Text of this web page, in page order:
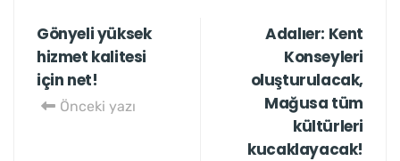
Gönyeli yüksek
hizmet kalitesi
için net!
Önceki yazı
Adalıer: Kent
Konseyleri
oluşturulacak,
Mağusa tüm
kültürleri
kucaklayacak!